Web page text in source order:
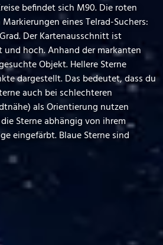
befindet sich M90. Die roten
eines Telrad-Suchers:
Der Kartenausschnitt ist
und hoch. Anhand der markanten
Objekt. Hellere Sterne
dargestellt. Das bedeutet, dass du
auch bei schlechteren
als Orientierung nutzen
Sterne abhängig von ihrem
eingefärbt. Blaue Sterne sind